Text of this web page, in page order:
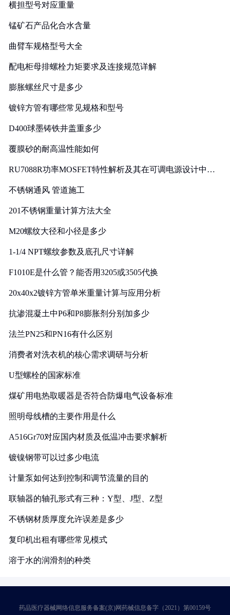
横担型号对应重量
锰矿石产品化合水含量
曲臂车规格型号大全
配电柜母排螺栓力矩要求及连接规范详解
膨胀螺丝尺寸是多少
镀锌方管有哪些常见规格和型号
D400球墨铸铁井盖重多少
覆膜砂的耐高温性能如何
RU7088R功率MOSFET特性解析及其在可调电源设计中的
不锈钢通风 管道施工
201不锈钢重量计算方法大全
M20螺纹大径和小径是多少
1-1/4 NPT螺纹参数及底孔尺寸详解
F1010E是什么管？能否用3205或3505代换
20x40x2镀锌方管单米重量计算与应用分析
抗渗混凝土中P6和P8膨胀剂分别加多少
法兰PN25和PN16有什么区别
消费者对洗衣机的核心需求调研与分析
U型螺栓的国家标准
煤矿用电热取暖器是否符合防爆电气设备标准
照明母线槽的主要作用是什么
A516Gr70对应国内材质及低温冲击要求解析
镀镍钢带可以过多少电流
计量泵如何达到控制和调节流量的目的
联轴器的轴孔形式有三种：Y型、J型、Z型
不锈钢材质厚度允许误差是多少
复印机出租有哪些常见模式
溶于水的润滑剂的种类
药品医疗器械网络信息服务备案(京)网药械信息备字（2021）第00159号